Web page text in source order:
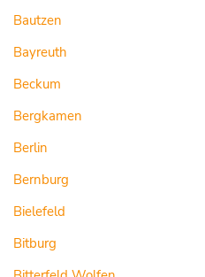
Bautzen
Bayreuth
Beckum
Bergkamen
Berlin
Bernburg
Bielefeld
Bitburg